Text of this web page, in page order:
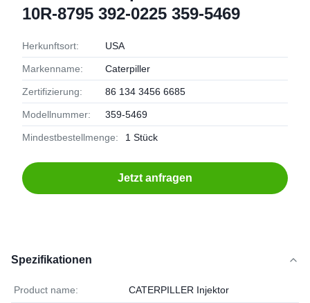
10R-8795 392-0225 359-5469
Herkunftsort: USA
Markenname: Caterpiller
Zertifizierung: 86 134 3456 6685
Modellnummer: 359-5469
Mindestbestellmenge: 1 Stück
Jetzt anfragen
Spezifikationen
Product name: CATERPILLER Injektor